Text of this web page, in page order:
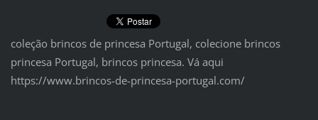
coleção brincos de princesa Portugal, colecione brincos
princesa Portugal, brincos princesa. Vá aqui
https://www.brincos-de-princesa-portugal.com/